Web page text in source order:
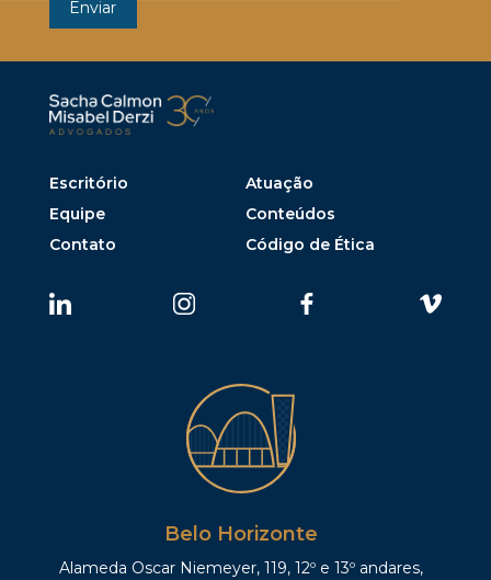
Escritório
Atuação
Equipe
Conteúdos
Contato
Código de Ética
Belo Horizonte
Alameda Oscar Niemeyer, 119, 12º e 13º andares,